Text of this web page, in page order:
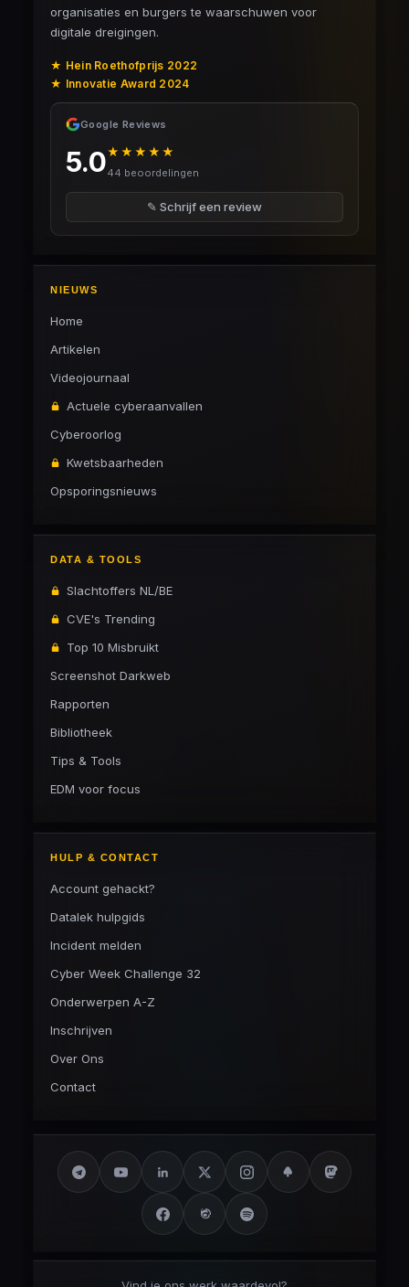
organisaties en burgers te waarschuwen voor
digitale dreigingen.
★ Hein Roethofprijs 2022
★ Innovatie Award 2024
Google Reviews
5.0★★★★★
44 beoordelingen
✎ Schrijf een review
NIEUWS
Home
Artikelen
Videojournaal
Actuele cyberaanvallen
Cyberoorlog
Kwetsbaarheden
Opsporingsnieuws
DATA & TOOLS
Slachtoffers NL/BE
CVE's Trending
Top 10 Misbruikt
Screenshot Darkweb
Rapporten
Bibliotheek
Tips & Tools
EDM voor focus
HULP & CONTACT
Account gehackt?
Datalek hulpgids
Incident melden
Cyber Week Challenge 32
Onderwerpen A-Z
Inschrijven
Over Ons
Contact